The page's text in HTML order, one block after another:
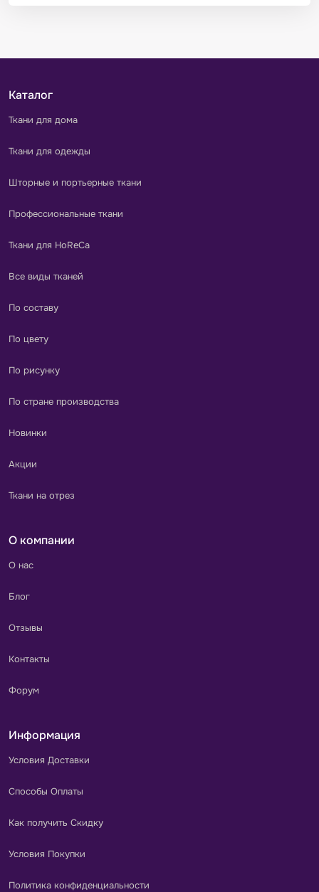
Каталог
Ткани для дома
Ткани для одежды
Шторные и портьерные ткани
Профессиональные ткани
Ткани для HoReCa
Все виды тканей
По составу
По цвету
По рисунку
По стране производства
Новинки
Акции
Ткани на отрез
О компании
О нас
Блог
Отзывы
Контакты
Форум
Информация
Условия Доставки
Способы Оплаты
Как получить Скидку
Условия Покупки
Политика конфиденциальности